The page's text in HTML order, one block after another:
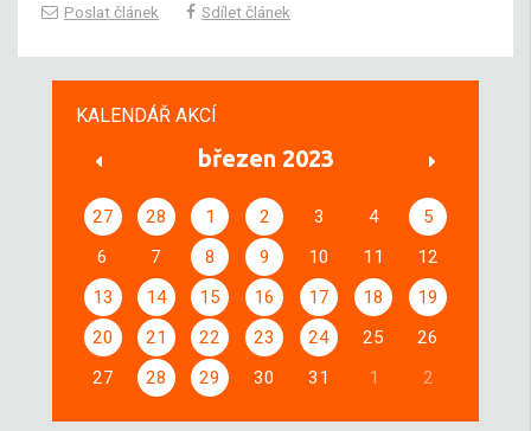
Poslat článek
Sdílet článek
KALENDÁŘ AKCÍ
březen 2023
27 28 1 2 3 4
5
6
7 8 9 10 11
12
13
14 15 16 17 18
19
20
21 22 23 24 25
26
27
28 29 30 31 1 2